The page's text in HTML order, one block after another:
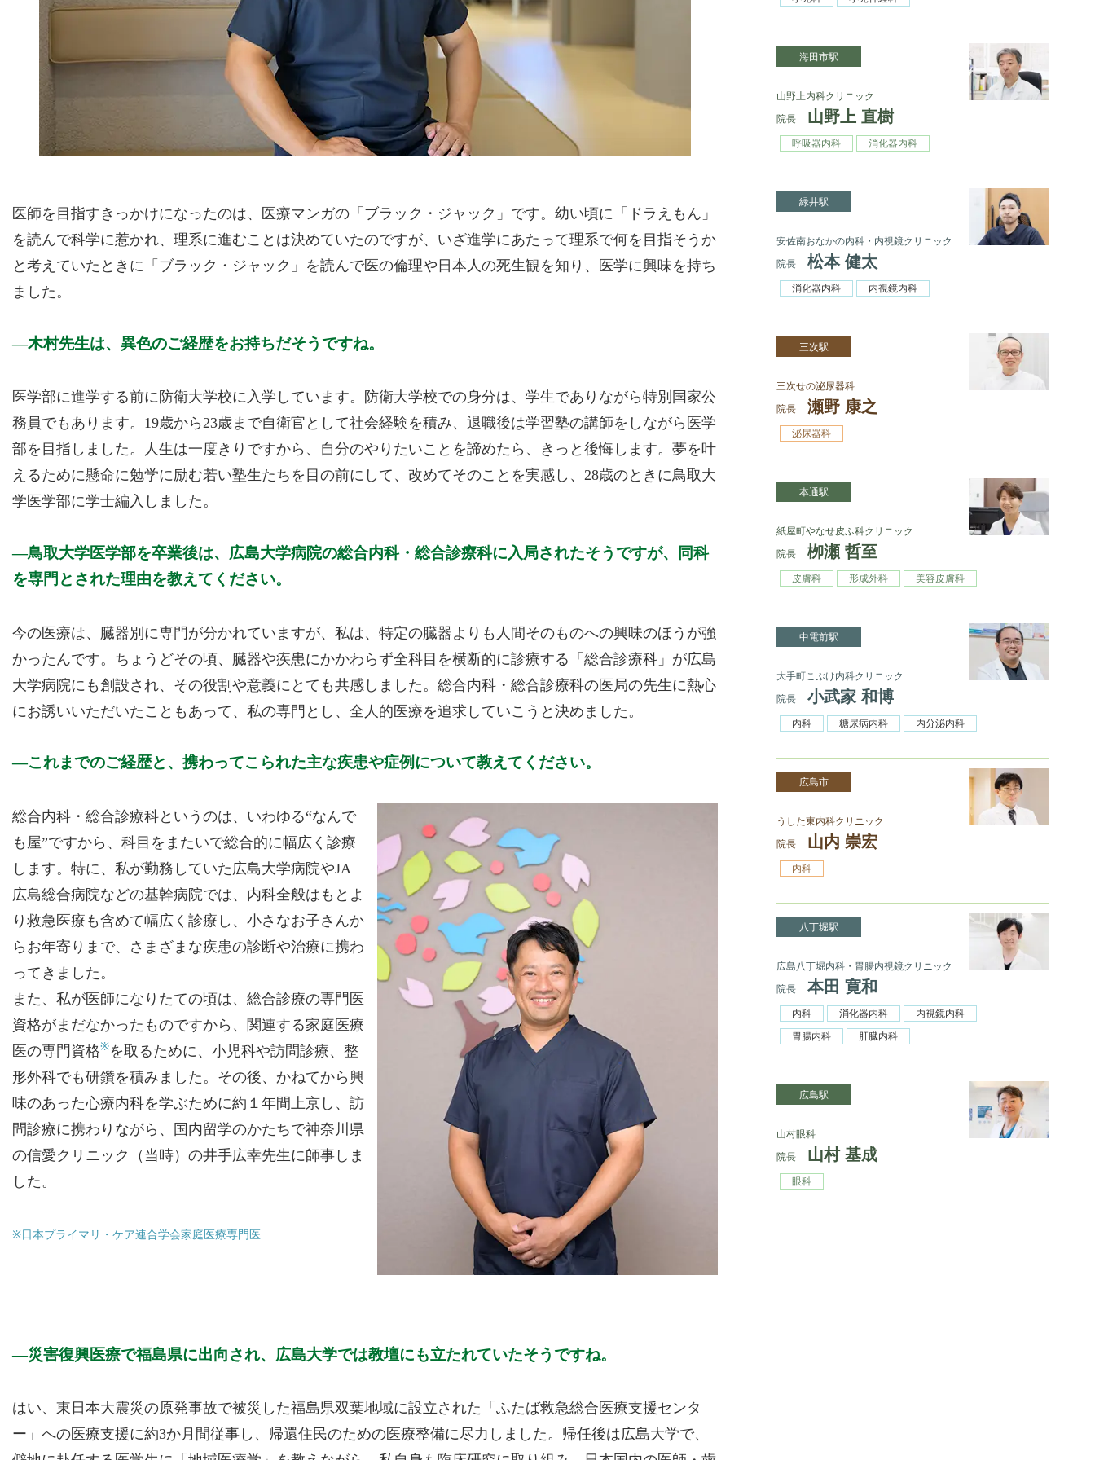
医師を目指すきっかけになったのは、医療マンガの「ブラック・ジャック」です。幼い頃に「ドラえもん」
を読んで科学に惹かれ、理系に進むことは決めていたのですが、いざ進学にあたって理系で何を目指そうか
と考えていたときに「ブラック・ジャック」を読んで医の倫理や日本人の死生観を知り、医学に興味を持ち
ました。
木村先生は、異色のご経歴をお持ちだそうですね。
医学部に進学する前に防衛大学校に入学しています。防衛大学校での身分は、学生でありながら特別国家公
務員でもあります。19歳から23歳まで自衛官として社会経験を積み、退職後は学習塾の講師をしながら医学
部を目指しました。人生は一度きりですから、自分のやりたいことを諦めたら、きっと後悔します。夢を叶
えるために懸命に勉学に励む若い塾生たちを目の前にして、改めてそのことを実感し、28歳のときに鳥取大
学医学部に学士編入しました。
鳥取大学医学部を卒業後は、広島大学病院の総合内科・総合診療科に入局されたそうですが、同科
を専門とされた理由を教えてください。
今の医療は、臓器別に専門が分かれていますが、私は、特定の臓器よりも人間そのものへの興味のほうが強
かったんです。ちょうどその頃、臓器や疾患にかかわらず全科目を横断的に診療する「総合診療科」が広島
大学病院にも創設され、その役割や意義にとても共感しました。総合内科・総合診療科の医局の先生に熱心
にお誘いいただいたこともあって、私の専門とし、全人的医療を追求していこうと決めました。
これまでのご経歴と、携わってこられた主な疾患や症例について教えてください。
総合内科・総合診療科というのは、いわゆる“なんで
も屋”ですから、科目をまたいで総合的に幅広く診療
します。特に、私が勤務していた広島大学病院やJA
広島総合病院などの基幹病院では、内科全般はもとよ
り救急医療も含めて幅広く診療し、小さなお子さんか
らお年寄りまで、さまざまな疾患の診断や治療に携わ
ってきました。
また、私が医師になりたての頃は、総合診療の専門医
資格がまだなかったものですから、関連する家庭医療
医の専門資格※を取るために、小児科や訪問診療、整
形外科でも研鑽を積みました。その後、かねてから興
味のあった心療内科を学ぶために約１年間上京し、訪
問診療に携わりながら、国内留学のかたちで神奈川県
の信愛クリニック（当時）の井手広幸先生に師事しま
した。
※日本プライマリ・ケア連合学会家庭医療専門医
災害復興医療で福島県に出向され、広島大学では教壇にも立たれていたそうですね。
はい、東日本大震災の原発事故で被災した福島県双葉地域に設立された「ふたば救急総合医療支援センタ
ー」への医療支援に約3か月間従事し、帰還住民のための医療整備に尽力しました。帰任後は広島大学で、
海田市駅
山野上内科クリニック
院長
山野上 直樹
呼吸器内科 消化器内科
緑井駅
安佐南おなかの内科・内視鏡クリニック
院長
松本 健太
消化器内科 内視鏡内科
三次駅
三次せの泌尿器科
院長
瀬野 康之
泌尿器科
本通駅
紙屋町やなせ皮ふ科クリニック
院長
栁瀬 哲至
皮膚科 形成外科 美容皮膚科
中電前駅
大手町こぶけ内科クリニック
院長
小武家 和博
内科 糖尿病内科 内分泌内科
広島市
うした東内科クリニック
院長
山内 崇宏
内科
八丁堀駅
広島八丁堀内科・胃腸内視鏡クリニック
院長
本田 寛和
内科 消化器内科
内視鏡内科
胃腸内科
肝臓内科
広島駅
山村眼科
院長
山村 基成
眼科